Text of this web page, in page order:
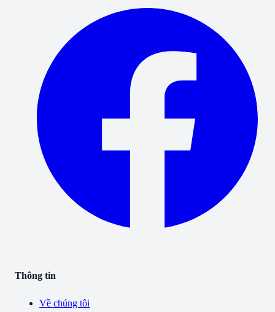
Thông tin
Về chúng tôi